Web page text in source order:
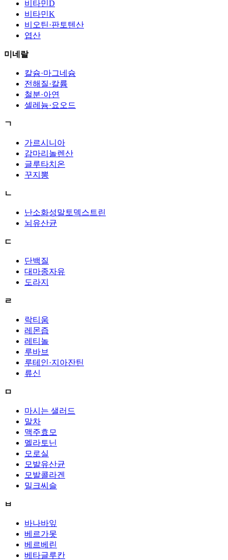
비타민D
비타민K
비오틴·판토텐산
엽산
미네랄
칼슘·마그네슘
전해질·칼륨
철분·아연
셀레늄·요오드
ㄱ
가르시니아
감마리놀렌산
글루타치온
꾸지뽕
ㄴ
난소화성말토덱스트린
뇌유산균
ㄷ
단백질
대마종자유
도라지
ㄹ
락티움
레몬즙
레티놀
루바브
루테인·지아잔틴
류신
ㅁ
마시는 샐러드
말차
맥주효모
멜라토닌
모로실
모발유산균
모발콜라겐
밀크씨슬
ㅂ
바나바잎
베르가못
베르베린
베타글루칸